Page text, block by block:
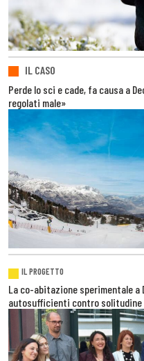
IL CASO
Perde lo sci e cade, fa causa a
regolati male»
IL PROGETTO
La co-abitazione sperimentale a
autosufficienti contro